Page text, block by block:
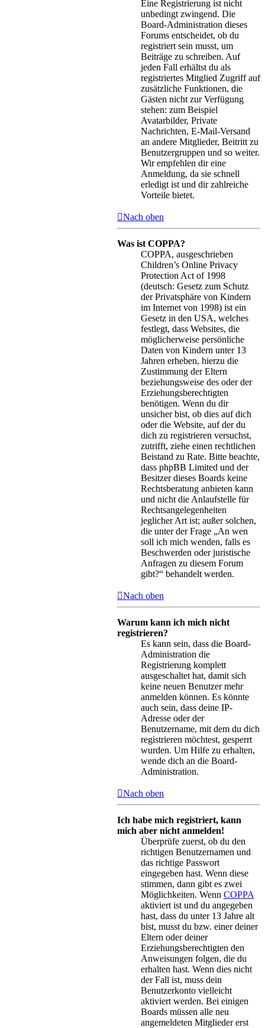
Eine Registrierung ist nicht
unbedingt zwingend. Die
Board-Administration dieses
Forums entscheidet, ob du
registriert sein musst, um
Beiträge zu schreiben. Auf
jeden Fall erhältst du als
registriertes Mitglied Zugriff auf
zusätzliche Funktionen, die
Gästen nicht zur Verfügung
stehen: zum Beispiel
Avatarbilder, Private
Nachrichten, E-Mail-Versand
an andere Mitglieder, Beitritt zu
Benutzergruppen und so weiter.
Wir empfehlen dir eine
Anmeldung, da sie schnell
erledigt ist und dir zahlreiche
Vorteile bietet.
Nach oben
Was ist COPPA?
COPPA, ausgeschrieben
Children’s Online Privacy
Protection Act of 1998
(deutsch: Gesetz zum Schutz
der Privatsphäre von Kindern
im Internet von 1998) ist ein
Gesetz in den USA, welches
festlegt, dass Websites, die
möglicherweise persönliche
Daten von Kindern unter 13
Jahren erheben, hierzu die
Zustimmung der Eltern
beziehungsweise des oder der
Erziehungsberechtigten
benötigen. Wenn du dir
unsicher bist, ob dies auf dich
oder die Website, auf der du
dich zu registrieren versuchst,
zutrifft, ziehe einen rechtlichen
Beistand zu Rate. Bitte beachte,
dass phpBB Limited und der
Besitzer dieses Boards keine
Rechtsberatung anbieten kann
und nicht die Anlaufstelle für
Rechtsangelegenheiten
jeglicher Art ist; außer solchen,
die unter der Frage „An wen
soll ich mich wenden, falls es
Beschwerden oder juristische
Anfragen zu diesem Forum
gibt?“ behandelt werden.
Nach oben
Warum kann ich mich nicht
registrieren?
Es kann sein, dass die Board-
Administration die
Registrierung komplett
ausgeschaltet hat, damit sich
keine neuen Benutzer mehr
anmelden können. Es könnte
auch sein, dass deine IP-
Adresse oder der
Benutzername, mit dem du dich
registrieren möchtest, gesperrt
wurden. Um Hilfe zu erhalten,
wende dich an die Board-
Administration.
Nach oben
Ich habe mich registriert, kann
mich aber nicht anmelden!
Überprüfe zuerst, ob du den
richtigen Benutzernamen und
das richtige Passwort
eingegeben hast. Wenn diese
stimmen, dann gibt es zwei
Möglichkeiten. Wenn COPPA
aktiviert ist und du angegeben
hast, dass du unter 13 Jahre alt
bist, musst du bzw. einer deiner
Eltern oder deiner
Erziehungsberechtigten den
Anweisungen folgen, die du
erhalten hast. Wenn dies nicht
der Fall ist, muss dein
Benutzerkonto vielleicht
aktiviert werden. Bei einigen
Boards müssen alle neu
angemeldeten Mitglieder erst